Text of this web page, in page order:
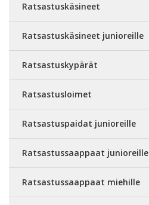
Ratsastuskäsineet
Ratsastuskäsineet junioreille
Ratsastuskypärät
Ratsastusloimet
Ratsastuspaidat junioreille
Ratsastussaappaat junioreille
Ratsastussaappaat miehille